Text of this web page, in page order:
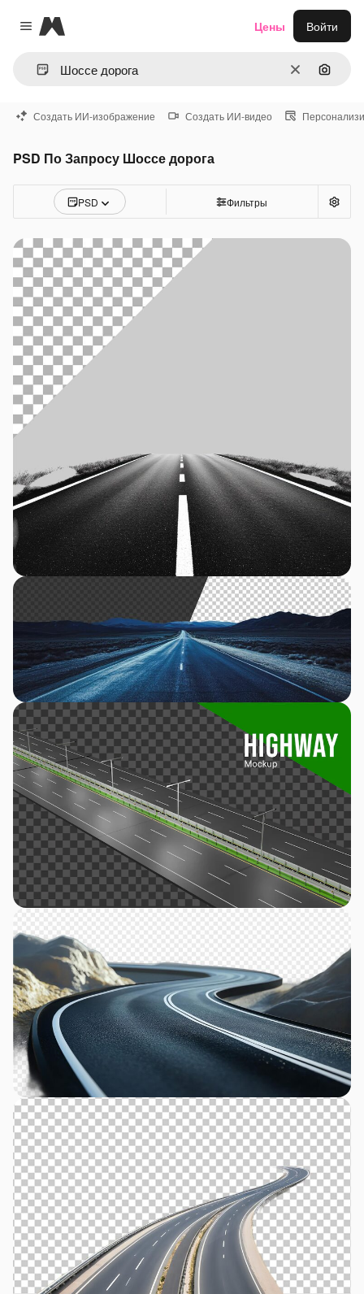
Close menu
Magnific
ОчиститьПоиск
Цены Войти
Создать ИИ-изображение Создать ИИ-видео
PSD По Запросу Шоссе дорога
PSD Фильтры